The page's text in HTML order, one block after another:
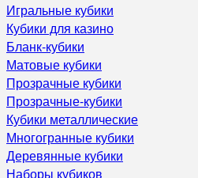
Игральные кубики
Кубики для казино
Бланк-кубики
Матовые кубики
Прозрачные кубики
Прозрачные-кубики
Кубики металлические
Многогранные кубики
Деревянные кубики
Наборы кубиков